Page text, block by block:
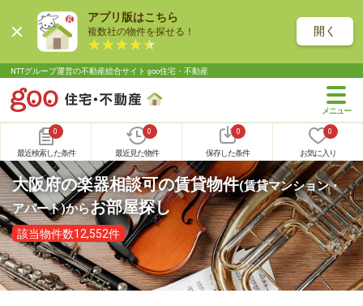
アプリ版はこちら
複数社の物件を探せる！ 開く
NTTグループ運営の不動産総合サイト goo住宅・不動産
0
最近検索した条件
0
最近見た物件
0
保存した条件
0
お気に入り
大阪府の楽器相談可の賃貸物件(賃貸マンション・
アパート)からお部屋探し
該当物件数12,552件